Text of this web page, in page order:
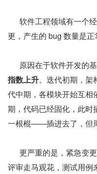
更，产生的 bug 数量是正
原因在于软件开发的
指数上升。迭代初期，架
代中期，各模块开始互相
期，代码已经固化，此时
一根棍——插进去了，但
评审走马观花，测试用例